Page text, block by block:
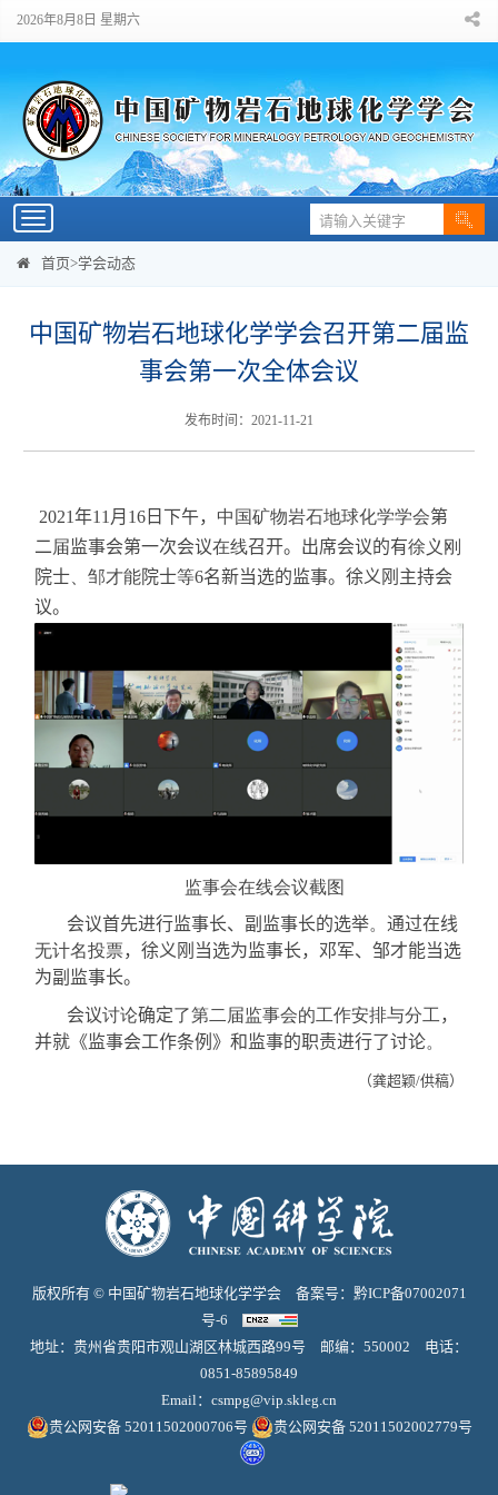
2026年8月8日 星期六
Toggle
navigation
首页>学会动态
中国矿物岩石地球化学学会召开第二届监
事会第一次全体会议
发布时间：2021-11-21
2021年11 月 16 日下午， 中国矿物岩石地球化学学会第
二届监事会第一次会议在线召开。出席会议的有徐义刚
院士 、邹才能院士等6名新当选的监事。徐义刚主持会
议。
监事会在线会议截图
会议首先进行监事长、副监事长的选举。 通过在线
无计名投票，徐义刚当选为监事长，邓军、邹才能当选
为副监事长。
会议讨论确定了第二届监事会的工作安排与分工 ，
并就《监事会工作条例》和监事的职责进行了讨论。
（龚超颖/供稿）
版权所有 © 中国矿物岩石地球化学学会 备案号： 黔ICP备07002071
号-6
地址：贵州省贵阳市观山湖区林城西路99号 邮编：550002 电话：
0851-85895849
Email： csmpg@vip.skleg.cn
贵公网安备 52011502000706号
贵公网安备 52011502002779号